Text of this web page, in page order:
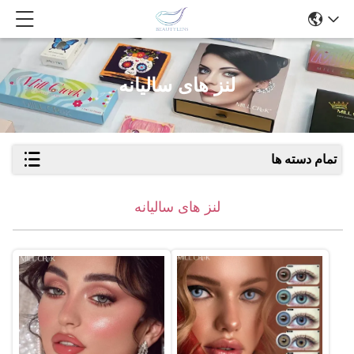
لنز های سالیانه
تمام دسته ها
لنز های سالیانه